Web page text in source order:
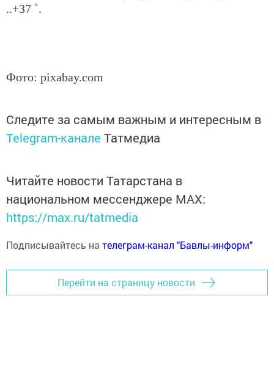
..+37 ˚.
Фото: pixabay.com
Следите за самым важным и интересным в
Telegram-канале Татмедиа
Читайте новости Татарстана в
национальном мессенджере MАХ:
https://max.ru/tatmedia
Подписывайтесь на телеграм-канал "Бавлы-информ"
Перейти на страницу новости